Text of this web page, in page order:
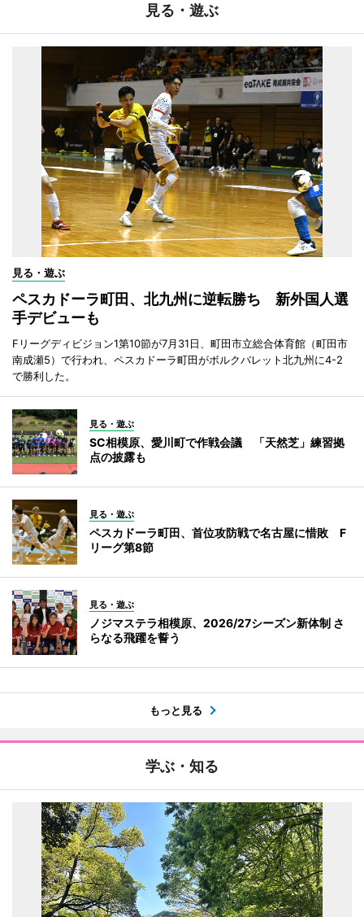
見る・遊ぶ
見る・遊ぶ
ペスカドーラ町田、北九州に逆転勝ち 新外国人選
手デビューも
Fリーグディビジョン1第10節が7月31日、町田市立総合体育館（町田市
南成瀬5）で行われ、ペスカドーラ町田がボルクバレット北九州に4-2
で勝利した。
見る・遊ぶ
SC相模原、愛川町で作戦会議 「天然芝」練習拠
点の披露も
見る・遊ぶ
ペスカドーラ町田、首位攻防戦で名古屋に惜敗 F
リーグ第8節
見る・遊ぶ
ノジマステラ相模原、2026/27シーズン新体制 さ
らなる飛躍を誓う
もっと見る
学ぶ・知る